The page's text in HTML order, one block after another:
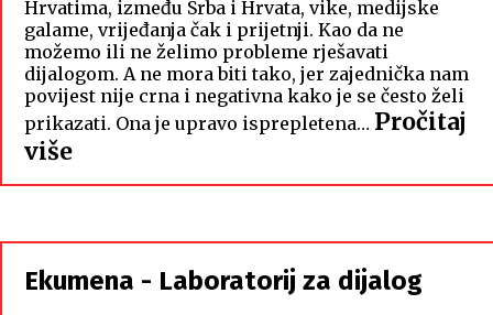
Hrvatima, između Srba i Hrvata, vike, medijske
galame, vrijeđanja čak i prijetnji. Kao da ne
možemo ili ne želimo probleme rješavati
dijalogom. A ne mora biti tako, jer zajednička nam
povijest nije crna i negativna kako je se često želi
prikazati. Ona je upravo isprepletena… Pročitaj
više:
Hrvati
Srbi,
istorodna
braća
Ekumena - Laboratorij za dijalog